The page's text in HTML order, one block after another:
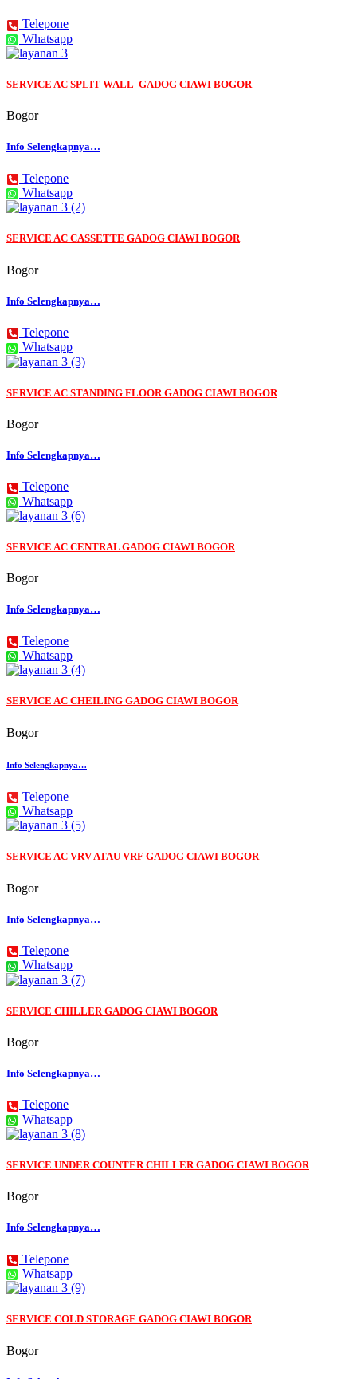
Telepone
Whatsapp
SERVICE AC SPLIT WALL GADOG CIAWI BOGOR
Bogor
Info Selengkapnya…
Telepone
Whatsapp
SERVICE AC CASSETTE GADOG CIAWI BOGOR
Bogor
Info Selengkapnya…
Telepone
Whatsapp
SERVICE AC STANDING FLOOR GADOG CIAWI BOGOR
Bogor
Info Selengkapnya…
Telepone
Whatsapp
SERVICE AC CENTRAL GADOG CIAWI BOGOR
Bogor
Info Selengkapnya…
Telepone
Whatsapp
SERVICE AC CHEILING GADOG CIAWI BOGOR
Bogor
Info Selengkapnya…
Telepone
Whatsapp
SERVICE AC VRV ATAU VRF GADOG CIAWI BOGOR
Bogor
Info Selengkapnya…
Telepone
Whatsapp
SERVICE CHILLER GADOG CIAWI BOGOR
Bogor
Info Selengkapnya…
Telepone
Whatsapp
SERVICE UNDER COUNTER CHILLER GADOG CIAWI BOGOR
Bogor
Info Selengkapnya…
Telepone
Whatsapp
SERVICE COLD STORAGE GADOG CIAWI BOGOR
Bogor